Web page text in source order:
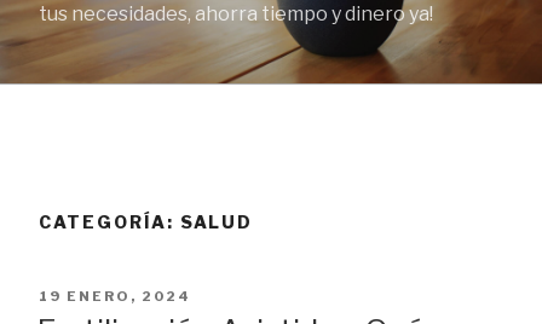
tus necesidades, ahorra tiempo y dinero ya!
CATEGORÍA: SALUD
PUBLICADO
EL
19 ENERO, 2024